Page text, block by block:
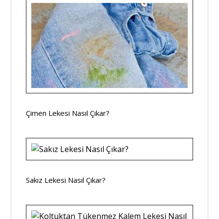
Çimen Lekesi Nasıl Çıkar?
Sakız Lekesi Nasıl Çıkar?